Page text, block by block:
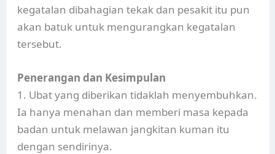
kegatalan dibahagian tekak dan pesakit itu pun
akan batuk untuk mengurangkan kegatalan
tersebut.
Penerangan dan Kesimpulan
1. Ubat yang diberikan tidaklah menyembuhkan.
Ia hanya menahan dan memberi masa kepada
badan untuk melawan jangkitan kuman itu
dengan sendirinya.